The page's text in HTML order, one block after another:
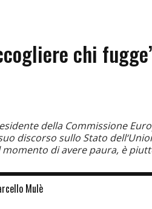
chi
della Commissione
discorso sullo Stato
di avere paura, è
Mulè